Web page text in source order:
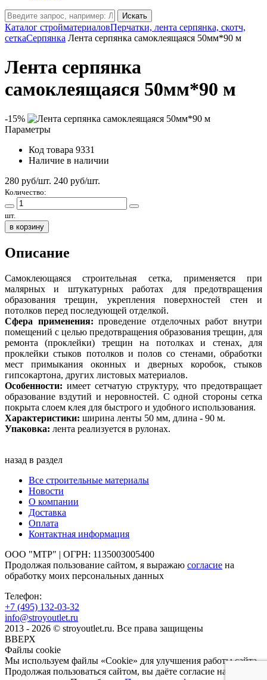
Искать
Каталог стройматериаловПерчатки, лента серпянка, скотч,
сеткаСерпянка Лента серпянка самоклеящаяся 50мм*90 м
Лента серпянка
самоклеящаяся 50мм*90 м
-15%
Параметры
Код товара 9331
Наличие в наличии
280 руб/шт. 240 руб/шт.
Количество:
шт.
в корзину
Описание
Самоклеющаяся строительная сетка, применяется при
малярных и штукатурных работах для предотвращения
образования трещин, укрепления поверхностей стен и
потолков перед последующей отделкой.
Сфера применения: проведение отделочных работ внутри
помещений с целью предотвращения образования трещин, для
ремонта (проклейки) трещин на потолках и стенах, для
проклейки стыков потолков и полов со стенами, обработки
мест примыкания оконных и дверных коробок, стыков
гипсокартона, других листовых материалов.
Особенности: имеет сетчатую структуру, что предотвращает
образование вздутий и неровностей. С одной стороны сетка
покрыта слоем клея для быстрого и удобного использования.
Характеристики: ширина ленты 50 мм, длина - 90 м.
Упаковка: лента реализуется в рулонах.
назад в раздел
Все строительные материалы
Новости
О компании
Доставка
Оплата
Контактная информация
ООО "МТР" | ОГРН: 1135003005400
Продолжая пользование сайтом, я выражаю согласие на
обработку моих персональных данных
Телефон:
+7 (495) 132-03-32
info@stroyoutlet.ru
2013 - 2026 © stroyoutlet.ru. Все права защищены
ВВЕРХ
Файлы cookie
Мы используем файлы «Cookie» для улучшения работы сайта.
Продолжая пользоваться сайтом, вы даёте согласие на их